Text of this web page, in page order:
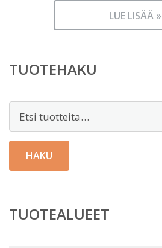
LUE LISÄÄ »
TUOTEHAKU
HAKU
TUOTEALUEET